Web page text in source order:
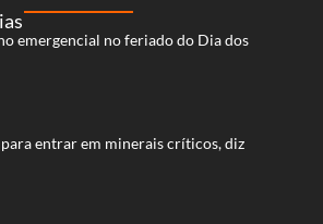
emergencial no feriado do Dia dos
entrar em minerais críticos, diz